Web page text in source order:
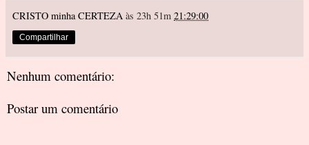
CRISTO minha CERTEZA às 23h 51m 21:29:00
Compartilhar
Nenhum comentário:
Postar um comentário